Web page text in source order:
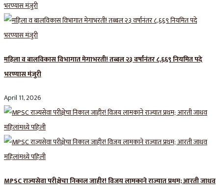
महिला व बालविकास विभागात मेगाभरती! तब्बल २३ वर्षांनंतर ८,६६९ नियमित पदे
भरण्यास मंजुरी
April 11, 2026
MPSC राज्यसेवा परीक्षेचा निकाल जाहीर! विजय लामकाने राज्यात प्रथम; आरती जाधव